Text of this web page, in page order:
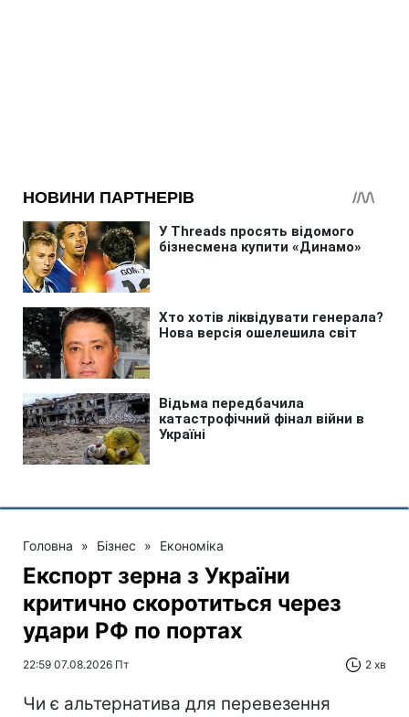
Головна » Бізнес » Економіка
Експорт зерна з України
критично скоротиться через
удари РФ по портах
22:59 07.08.2026 Пт 2 хв
Чи є альтернатива для перевезення